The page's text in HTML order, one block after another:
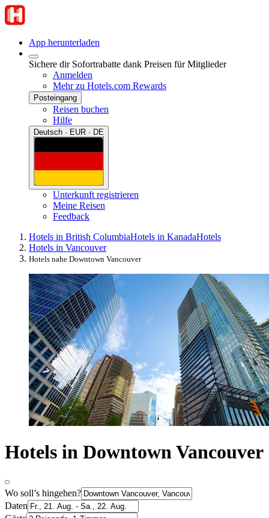
App herunterladen
Sichere dir Sofortrabatte dank Preisen für Mitglieder
Anmelden
Mehr zu Hotels.com Rewards
Posteingang
Reisen buchen
Hilfe
Deutsch · EUR · DE
Unterkunft registrieren
Meine Reisen
Feedback
Hotels in British ColumbiaHotels in KanadaHotels
Hotels in Vancouver
Hotels nahe Downtown Vancouver
Hotels in Downtown Vancouver
Wo soll’s hingehen?
Daten